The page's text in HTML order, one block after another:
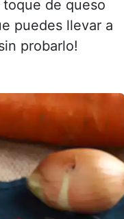
de queso
puedes llevar a
probarlo!